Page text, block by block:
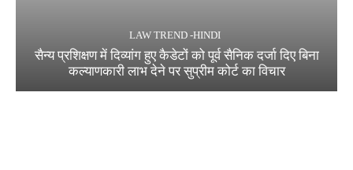
LAW TREND -HINDI
सैन्य प्रशिक्षण में दिव्यांग हुए कैडेटों को पूर्व सैनिक दर्जा दिए बिना
कल्याणकारी लाभ देने पर सुप्रीम कोर्ट का विचार